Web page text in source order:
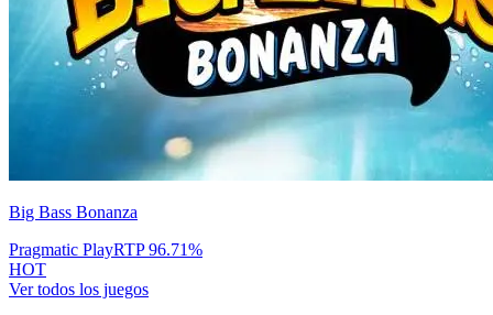
Big Bass Bonanza
Pragmatic PlayRTP96.71%
HOT
Ver todos los juegos